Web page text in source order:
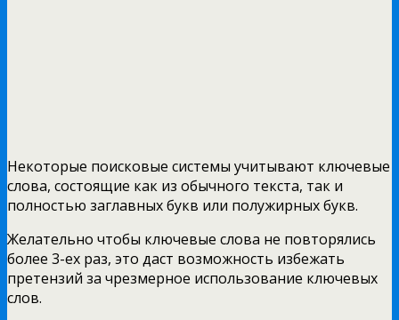
Некоторые поисковые системы учитывают ключевые
слова, состоящие как из обычного текста, так и
полностью заглавных букв или полужирных букв.
Желательно чтобы ключевые слова не повторялись
более 3-ех раз, это даст возможность избежать
претензий за чрезмерное использование ключевых
слов.